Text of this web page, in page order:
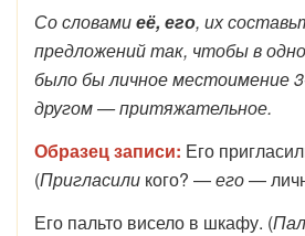
Со словамиеё, его, их
предложений так, чтобы в
было бы личное местоимение
другом — притяжательное.
Образец записи: Его
(Пригласили кого? —его—
Его пальто висело в шкафу. (